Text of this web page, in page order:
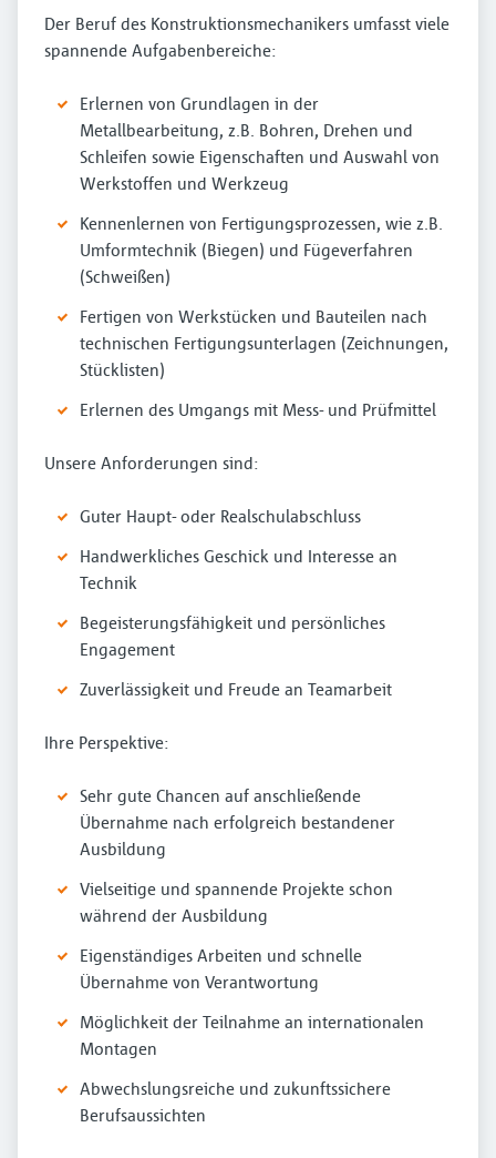
Der Beruf des Konstruktionsmechanikers umfasst viele
spannende Aufgabenbereiche:
Erlernen von Grundlagen in der
Metallbearbeitung, z.B. Bohren, Drehen und
Schleifen sowie Eigenschaften und Auswahl von
Werkstoffen und Werkzeug
Kennenlernen von Fertigungsprozessen, wie z.B.
Umformtechnik (Biegen) und Fügeverfahren
(Schweißen)
Fertigen von Werkstücken und Bauteilen nach
technischen Fertigungsunterlagen (Zeichnungen,
Stücklisten)
Erlernen des Umgangs mit Mess- und Prüfmittel
Unsere Anforderungen sind:
Guter Haupt- oder Realschulabschluss
Handwerkliches Geschick und Interesse an
Technik
Begeisterungsfähigkeit und persönliches
Engagement
Zuverlässigkeit und Freude an Teamarbeit
Ihre Perspektive:
Sehr gute Chancen auf anschließende
Übernahme nach erfolgreich bestandener
Ausbildung
Vielseitige und spannende Projekte schon
während der Ausbildung
Eigenständiges Arbeiten und schnelle
Übernahme von Verantwortung
Möglichkeit der Teilnahme an internationalen
Montagen
Abwechslungsreiche und zukunftssichere
Berufsaussichten